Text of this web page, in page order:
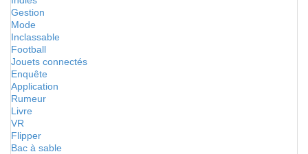
Gestion
Mode
Inclassable
Football
Jouets connectés
Enquête
Application
Rumeur
Livre
VR
Flipper
Bac à sable